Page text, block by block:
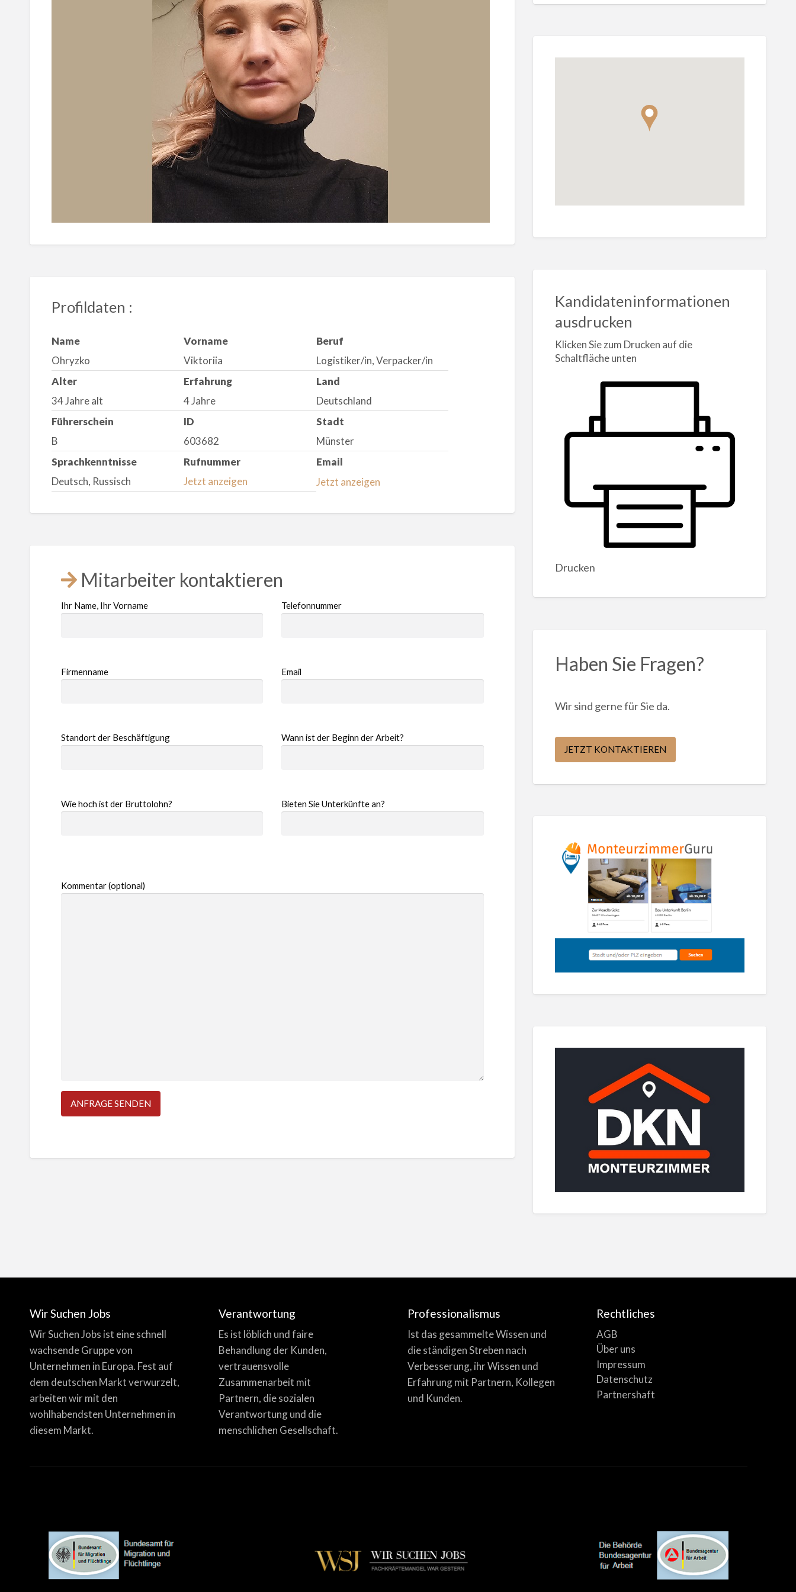
Profildaten :
Name
Ohryzko
Vorname
Viktoriia
Beruf
Logistiker/in, Verpacker/in
Alter
34 Jahre alt
Erfahrung
4 Jahre
Land
Deutschland
Führerschein
B
ID
603682
Stadt
Münster
Sprachkenntnisse
Deutsch, Russisch
Rufnummer
Jetzt anzeigen
Email
Jetzt anzeigen
Mitarbeiter kontaktieren
Ihr Name, Ihr Vorname
Firmenname
Standort der Beschäftigung
Wie hoch ist der Bruttolohn?
Telefonnummer
Email
Wann ist der Beginn der Arbeit?
Bieten Sie Unterkünfte an?
Kommentar (optional)
Kandidateninformationen
ausdrucken
Klicken Sie zum Drucken auf die
Schaltfläche unten
Drucken
Haben Sie Fragen?
Wir sind gerne für Sie da.
JETZT KONTAKTIEREN
Wir Suchen Jobs
Wir Suchen Jobs ist eine schnell
wachsende Gruppe von
Unternehmen in Europa. Fest auf
dem deutschen Markt verwurzelt,
arbeiten wir mit den
wohlhabendsten Unternehmen in
diesem Markt.
Verantwortung
Es ist löblich und faire
Behandlung der Kunden,
vertrauensvolle
Zusammenarbeit mit
Partnern, die sozialen
Verantwortung und die
menschlichen Gesellschaft.
Professionalismus
Ist das gesammelte Wissen und
die ständigen Streben nach
Verbesserung, ihr Wissen und
Erfahrung mit Partnern, Kollegen
und Kunden.
Rechtliches
AGB
Über uns
Impressum
Datenschutz
Partnershaft